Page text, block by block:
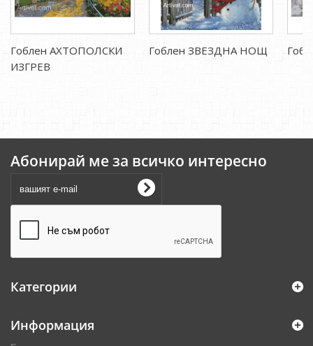
Гоблен АХТОПОЛСКИ
ИЗГРЕВ
Гоблен ЗВЕЗДНА НОЩ
Абонирай ме за всичко интересно
Категории
Информация